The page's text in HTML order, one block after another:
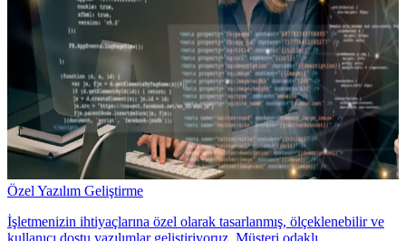
Özel Yazılım Geliştirme
İşletmenizin ihtiyaçlarına özel olarak tasarlanmış, ölçeklenebilir ve